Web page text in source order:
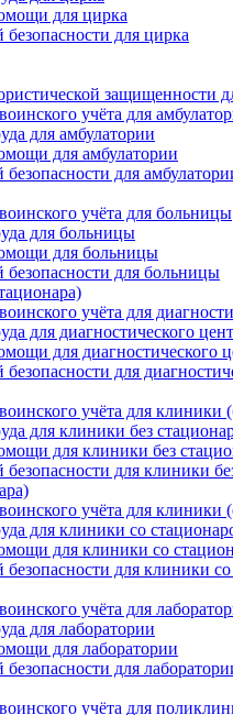
для цирка
для цирка
защищенности
учёта для
для амбулатории
для амбулатории
для
учёта для больницы
для больницы
для больницы
для больницы
учёта для
для диагностического
для диагностического
для
учёта для клиники
для клиники без
для клиники без
для клиники
учёта для клиники
для клиники со
для клиники со
для клиники
учёта для
для лаборатории
для лаборатории
для
учёта для